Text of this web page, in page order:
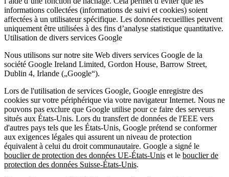
informations collectées (informations de suivi et cookies) soient
affectées à un utilisateur spécifique. Les données recueillies peuvent
uniquement être utilisées à des fins d’analyse statistique quantitative.
Utilisation de divers services Google
Nous utilisons sur notre site Web divers services Google de la
société Google Ireland Limited, Gordon House, Barrow Street,
Dublin 4, Irlande („Google“).
Lors de l'utilisation de services Google, Google enregistre des
cookies sur votre périphérique via votre navigateur Internet. Nous ne
pouvons pas exclure que Google utilise pour ce faire des serveurs
situés aux États-Unis. Lors du transfert de données de l'EEE vers
d'autres pays tels que les États-Unis, Google prétend se conformer
aux exigences légales qui assurent un niveau de protection
équivalent à celui du droit communautaire. Google a signé le
bouclier de protection des données UE-États-Unis et le bouclier de
protection des données Suisse-États-Unis.